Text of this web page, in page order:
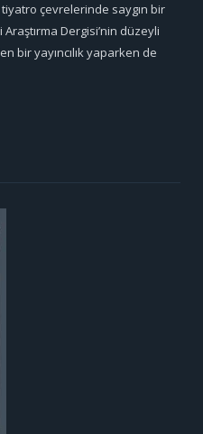
çevrelerinde saygın bir
Dergisi’nin düzeyli
bir yayıncılık yaparken de